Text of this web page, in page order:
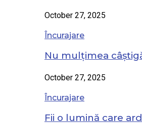
October 27, 2025
Încurajare
Nu mulțimea
October 27, 2025
Încurajare
Fii o lumină care